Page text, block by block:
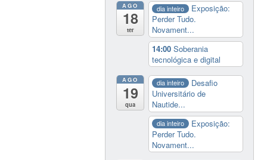
AGO
18
ter
dia inteiro
Exposição:
Perder Tudo.
Novament...
14:00Soberania
tecnológica e digital
AGO
19
qua
dia inteiro
Desafio
Universitário de
Nautide...
dia inteiro
Exposição:
Perder Tudo.
Novament...